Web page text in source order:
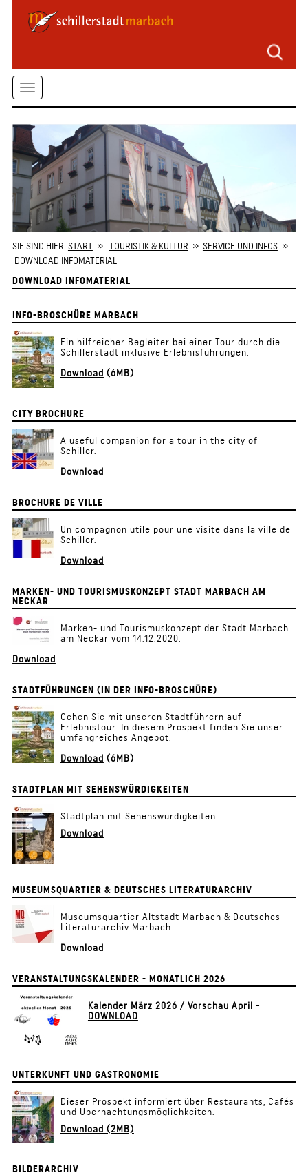
Seitenbereiche
springen
Zum
Inhalt
springen
Kontaktformular
springen
Zur
Startseite
springen
Toggle
SIE SIND HIER: START» TOURISTIK & KULTUR » SERVICE UND INFOS»
DOWNLOAD INFOMATERIAL
DOWNLOAD INFOMATERIAL
INFO-BROSCHÜRE MARBACH
Ein hilfreicher Begleiter bei einer Tour durch die
Schillerstadt inklusive Erlebnisführungen.
Download (6MB)
CITY BROCHURE
A useful companion for a tour in the city of
Schiller.
Download
BROCHURE DE VILLE
Un compagnon utile pour une visite dans la ville de
Schiller.
Download
MARKEN- UND TOURISMUSKONZEPT STADT MARBACH AM
NECKAR
Marken- und Tourismuskonzept der Stadt Marbach
am Neckar vom 14.12.2020.
Download
STADTFÜHRUNGEN (IN DER INFO-BROSCHÜRE)
Gehen Sie mit unseren Stadtführern auf
Erlebnistour. In diesem Prospekt finden Sie unser
umfangreiches Angebot.
Download (6MB)
STADTPLAN MIT SEHENSWÜRDIGKEITEN
Stadtplan mit Sehenswürdigkeiten.
Download
MUSEUMSQUARTIER & DEUTSCHES LITERATURARCHIV
Museumsquartier Altstadt Marbach & Deutsches
Literaturarchiv Marbach
Download
VERANSTALTUNGSKALENDER - MONATLICH 2026
Kalender März 2026 / Vorschau April -
DOWNLOAD
UNTERKUNFT UND GASTRONOMIE
Dieser Prospekt informiert über Restaurants, Cafés
und Übernachtungsmöglichkeiten.
Download (2MB)
BILDERARCHIV